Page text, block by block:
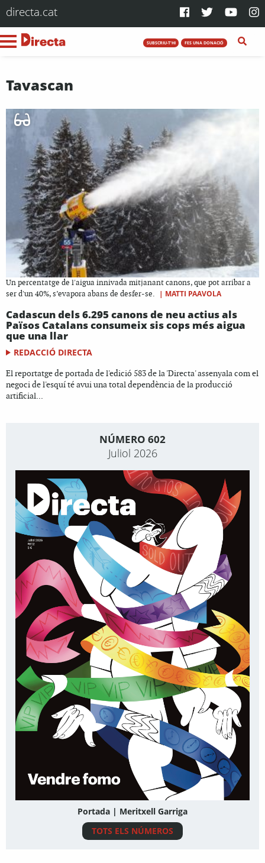
directa.cat
SUBSCRIU-T'HI FES UNA DONACIÓ
Tavascan
Un percentatge de l'aigua innivada mitjanant canons, que pot arribar a
ser d'un 40%, s’evapora abans de desfer-se.
| MATTI PAAVOLA
Cadascun dels 6.295 canons de neu actius als
Països Catalans consumeix sis cops més aigua
que una llar
REDACCIÓ DIRECTA
El reportatge de portada de l'edició 583 de la 'Directa' assenyala com el
negoci de l'esquí té avui una total dependència de la producció
artificial...
NÚMERO 602
Juliol 2026
Portada | Meritxell Garriga
TOTS ELS NÚMEROS